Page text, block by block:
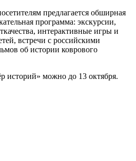
предлагается обширная
программа: экскурсии,
интерактивные игры и
встречи с российскими
об истории коврового
историй» можно до 13 октября.